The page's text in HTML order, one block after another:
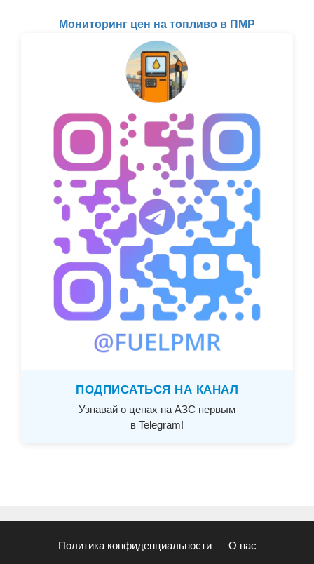
Мониторинг цен на топливо в ПМР
ПОДПИСАТЬСЯ НА КАНАЛ
Узнавай о ценах на АЗС первым
в Telegram!
Политика конфиденциальности О нас